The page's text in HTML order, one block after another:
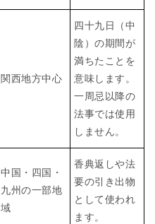
関西地方中心
四十九日（中
陰）の期間が
満ちたことを
意味します。
一周忌以降の
法事では使用
しません。
中国・四国・
九州の一部地
域
香典返しや法
要の引き出物
として使われ
ます。